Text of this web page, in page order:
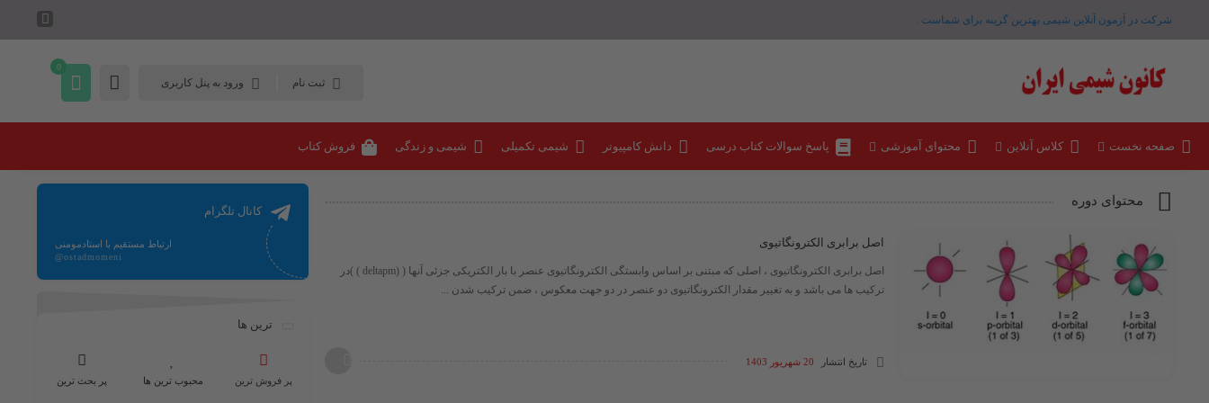
شرکت در آزمون آنلاین شیمی بهترین گزینه برای شماست .
ثبت نام ورود به پنل کاربری
0
صفحه نخست کلاس آنلاین محتوای آموزشی پاسخ سوالات کتاب درسی دانش کامپیوتر شیمی تکمیلی شیمی و زندگی فروش کتاب
محتوای دوره
اصل برابری الکترونگاتیوی
اصل برابری الکترونگاتیوی ، اصلی که مبتنی بر اساس وابستگی الکترونگاتیوی عنصر با بار الکتریکی جزئی آنها ​( (deltapm ) )​در
ترکیب ها می باشد و به تغییر مقدار الکترونگاتیوی دو عنصر در دو جهت معکوس ، ضمن ترکیب شدن ...
تاریخ انتشار 20 شهریور 1403
کانال تلگرام
ارتباط مستقیم با استادمومنی
@ostadmomeni
ترین ها
پر فروش ترین محبوب ترین ها پر بحث ترین